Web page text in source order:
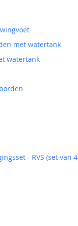
met watertank
watertank
- RVS (set van 4